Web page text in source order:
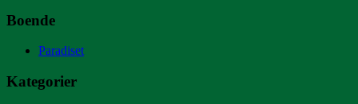
Boende
Paradiset
Kategorier